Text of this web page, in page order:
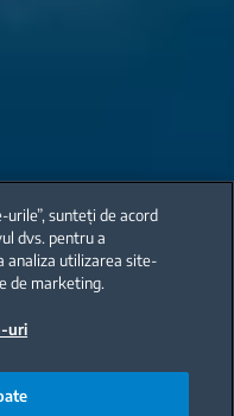
urile”, sunteți de acord
dvs. pentru a
analiza utilizarea site-
de marketing.
uri